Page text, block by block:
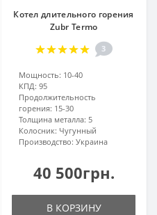
Котел длительного горения
Zubr Termo
3
Мощность: 10-40
КПД: 95
Продолжительность
горения: 15-30
Толщина металла: 5
Колосник: Чугунный
Производство: Украина
40 500грн.
В КОРЗИНУ